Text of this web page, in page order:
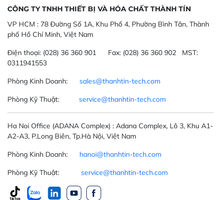
CÔNG TY TNHH THIẾT BỊ VÀ HÓA CHẤT THÀNH TÍN
VP HCM : 78 Đường Số 1A, Khu Phố 4, Phường Bình Tân, Thành
phố Hồ Chí Minh, Việt Nam
Điện thoại: (028) 36 360 901 Fax: (028) 36 360 902 MST:
0311941553
Phòng Kinh Doanh: sales@thanhtin-tech.com
Phòng Kỹ Thuật: service@thanhtin-tech.com
Ha Noi Office (ADANA Complex) : Adana Complex, Lô 3, Khu A1-
A2-A3, P.Long Biên, Tp.Hà Nội, Việt Nam
Phòng Kinh Doanh: hanoi@thanhtin-tech.com
Phòng Kỹ Thuật: service@thanhtin-tech.com